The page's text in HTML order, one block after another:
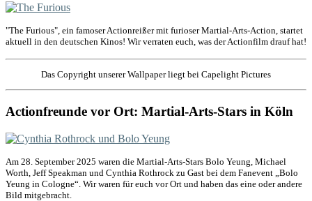
"The Furious", ein famoser Actionreißer mit furioser Martial-Arts-Action, startet
aktuell in den deutschen Kinos! Wir verraten euch, was der Actionfilm drauf hat!
Das Copyright unserer Wallpaper liegt bei Capelight Pictures
Actionfreunde vor Ort: Martial-Arts-Stars in Köln
Am 28. September 2025 waren die Martial-Arts-Stars Bolo Yeung, Michael
Worth, Jeff Speakman und Cynthia Rothrock zu Gast bei dem Fanevent „Bolo
Yeung in Cologne“. Wir waren für euch vor Ort und haben das eine oder andere
Bild mitgebracht.